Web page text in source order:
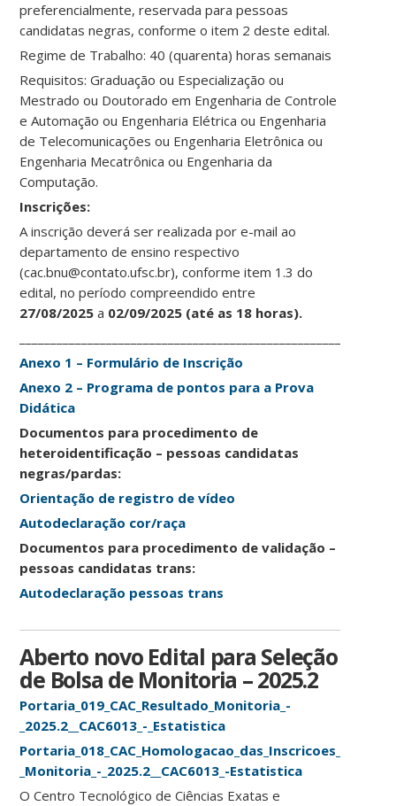
preferencialmente, reservada para pessoas
candidatas negras, conforme o item 2 deste edital.
Regime de Trabalho: 40 (quarenta) horas semanais
Requisitos: Graduação ou Especialização ou
Mestrado ou Doutorado em Engenharia de Controle
e Automação ou Engenharia Elétrica ou Engenharia
de Telecomunicações ou Engenharia Eletrônica ou
Engenharia Mecatrônica ou Engenharia da
Computação.
Inscrições:
A inscrição deverá ser realizada por e-mail ao
departamento de ensino respectivo
(cac.bnu@contato.ufsc.br), conforme item 1.3 do
edital, no período compreendido entre
27/08/2025 a 02/09/2025 (até as 18 horas).
Anexo 1 – Formulário de Inscrição
Anexo 2 – Programa de pontos para a Prova
Didática
Documentos para procedimento de
heteroidentificação – pessoas candidatas
negras/pardas:
Orientação de registro de vídeo
Autodeclaração cor/raça
Documentos para procedimento de validação –
pessoas candidatas trans:
Autodeclaração pessoas trans
Aberto novo Edital para Seleção
de Bolsa de Monitoria – 2025.2
Portaria_019_CAC_Resultado_Monitoria_-
_2025.2__CAC6013_-_Estatistica
Portaria_018_CAC_Homologacao_das_Inscricoes_-
_Monitoria_-_2025.2__CAC6013_-Estatistica
O Centro Tecnológico de Ciências Exatas e